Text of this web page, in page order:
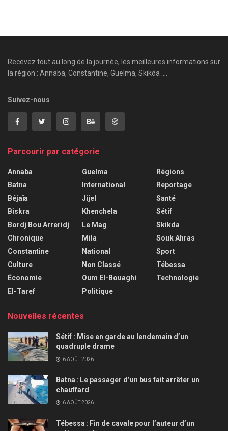
Recevez tout au long de la journée, les meilleures informations sur
la région : Annaba, Constantine, Guelma, Skikda ....
Suivez-nous
Parcourir par catégorie
Annaba
Batna
Béjaïa
Biskra
Bordj Bou Arreridj
Chronique
Constantine
Culture
Économie
El-Taref
Guelma
International
Jijel
Khenchela
Le Mag
Mila
National
Non Classé
Oum El-Bouaghi
Politique
Régions
Reportage
Santé
Sétif
Skikda
Souk Ahras
Sport
Tébessa
Technologie
Nouvelles récentes
Sétif : Mise en garde au lendemain d’un
quadruple drame
6 AOÛT 2026
Batna : Le passager d’un bus fait arrêter un
chauffard
6 AOÛT 2026
Tébessa : Fin de cavale pour l’auteur d’un